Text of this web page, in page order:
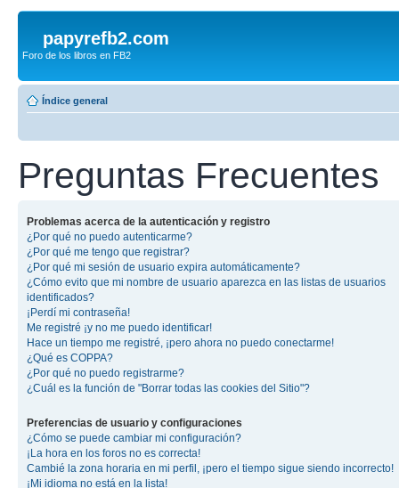
papyrefb2.com
Foro de los libros en FB2
Índice general
Preguntas Frecuentes
Problemas acerca de la autenticación y registro
¿Por qué no puedo autenticarme?
¿Por qué me tengo que registrar?
¿Por qué mi sesión de usuario expira automáticamente?
¿Cómo evito que mi nombre de usuario aparezca en las listas de usuarios
identificados?
¡Perdí mi contraseña!
Me registré ¡y no me puedo identificar!
Hace un tiempo me registré, ¡pero ahora no puedo conectarme!
¿Qué es COPPA?
¿Por qué no puedo registrarme?
¿Cuál es la función de "Borrar todas las cookies del Sitio"?
Preferencias de usuario y configuraciones
¿Cómo se puede cambiar mi configuración?
¡La hora en los foros no es correcta!
Cambié la zona horaria en mi perfil, ¡pero el tiempo sigue siendo incorrecto!
¡Mi idioma no está en la lista!